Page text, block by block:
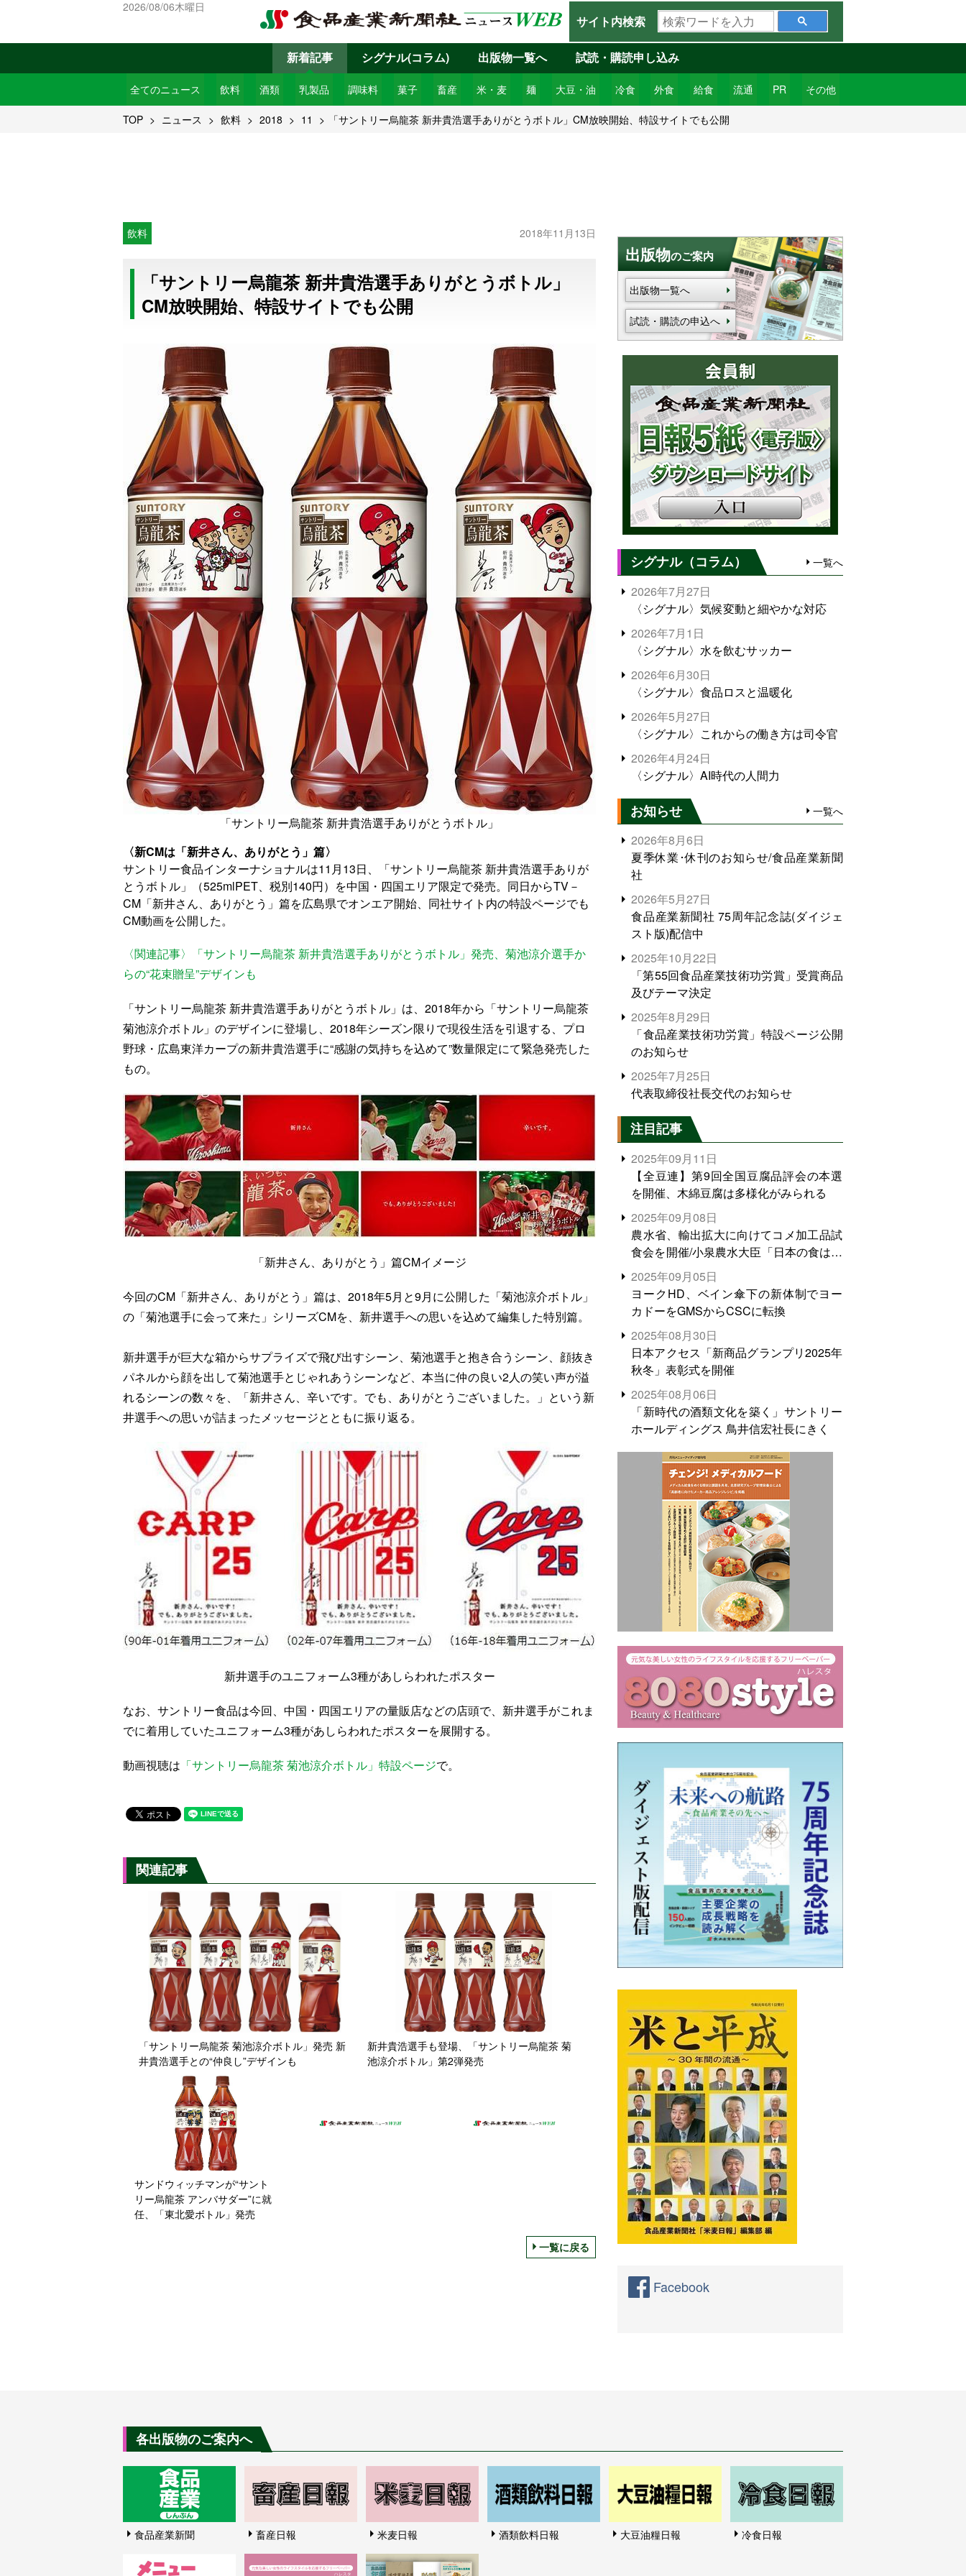
2026/08/06木曜日
サイト内検索
検
索
ワ
ー
ド
を
入
新着記事
全てのニュース 飲料 酒類 乳製品 調味料 菓子 畜産 米・麦 麺 大豆・油 冷食 外食 給食 流通 PR その他
シグナル(コラム) 出版物一覧へ 試読・購読申し込み
TOP ニュース 飲料 2018 11 「サントリー烏龍茶 新井貴浩選手ありがとうボトル」CM放映開始、特設サイトでも公開
飲料 2018年11月13日
「サントリー烏龍茶 新井貴浩選手ありがとうボトル」
CM放映開始、特設サイトでも公開
「サントリー烏龍茶 新井貴浩選手ありがとうボトル」
〈新CMは「新井さん、ありがとう」篇〉
サントリー食品インターナショナルは11月13日、「サントリー烏龍茶 新井貴浩選手ありが
とうボトル」（525mlPET、税別140円）を中国・四国エリア限定で発売。同日からTV－
CM「新井さん、ありがとう」篇を広島県でオンエア開始、同社サイト内の特設ページでも
CM動画を公開した。
〈関連記事〉「サントリー烏龍茶 新井貴浩選手ありがとうボトル」発売、菊池涼介選手か
らの“花束贈呈”デザインも
「サントリー烏龍茶 新井貴浩選手ありがとうボトル」は、2018年から「サントリー烏龍茶
菊池涼介ボトル」のデザインに登場し、2018年シーズン限りで現役生活を引退する、プロ
野球・広島東洋カープの新井貴浩選手に“感謝の気持ちを込めて”数量限定にて緊急発売した
もの。
「新井さん、ありがとう」篇CMイメージ
今回のCM「新井さん、ありがとう」篇は、2018年5月と9月に公開した「菊池涼介ボトル」
の「菊池選手に会って来た」シリーズCMを、新井選手への思いを込めて編集した特別篇。
新井選手が巨大な箱からサプライズで飛び出すシーン、菊池選手と抱き合うシーン、顔抜き
パネルから顔を出して菊池選手とじゃれあうシーンなど、本当に仲の良い2人の笑い声が溢
れるシーンの数々を、「新井さん、辛いです。でも、ありがとうございました。」という新
井選手への思いが詰まったメッセージとともに振り返る。
新井選手のユニフォーム3種があしらわれたポスター
なお、サントリー食品は今回、中国・四国エリアの量販店などの店頭で、新井選手がこれま
でに着用していたユニフォーム3種があしらわれたポスターを展開する。
動画視聴は 「サントリー烏龍茶 菊池涼介ボトル」特設ページで。
関連記事
「サントリー烏龍茶 菊池涼介ボトル」発売 新
井貴浩選手との“仲良し”デザインも
新井貴浩選手も登場、「サントリー烏龍茶 菊
池涼介ボトル」第2弾発売
サンドウィッチマンが“サント
リー烏龍茶 アンバサダー”に就
任、「東北愛ボトル」発売
一覧に戻る
出版物のご案内
出版物一覧へ
試読・購読の申込へ
シグナル（コラム） 一覧へ
2026年7月27日
〈シグナル〉気候変動と細やかな対応
2026年7月1日
〈シグナル〉水を飲むサッカー
2026年6月30日
〈シグナル〉食品ロスと温暖化
2026年5月27日
〈シグナル〉これからの働き方は司令官
2026年4月24日
〈シグナル〉AI時代の人間力
お知らせ 一覧へ
2026年8月6日
夏季休業･休刊のお知らせ/食品産業新聞
社
2026年5月27日
食品産業新聞社 75周年記念誌(ダイジェ
スト版)配信中
2025年10月22日
「第55回食品産業技術功労賞」受賞商品
及びテーマ決定
2025年8月29日
「食品産業技術功労賞」特設ページ公開
のお知らせ
2025年7月25日
代表取締役社長交代のお知らせ
注目記事
2025年09月11日
【全豆連】第9回全国豆腐品評会の本選
を開催、木綿豆腐は多様化がみられる
2025年09月08日
農水省、輸出拡大に向けてコメ加工品試
食会を開催/小泉農水大臣「日本の食は世
界でトップをとれる。米増産に向けて、
米輸出需要の拡大を」
2025年09月05日
ヨークHD、ベイン傘下の新体制でヨー
カドーをGMSからCSCに転換
2025年08月30日
日本アクセス「新商品グランプリ2025年
秋冬」表彰式を開催
2025年08月06日
「新時代の酒類文化を築く」サントリー
ホールディングス 鳥井信宏社長にきく
Facebook
各出版物のご案内へ
食品産業新聞 畜産日報 米麦日報 酒類飲料日報 大豆油糧日報 冷食日報